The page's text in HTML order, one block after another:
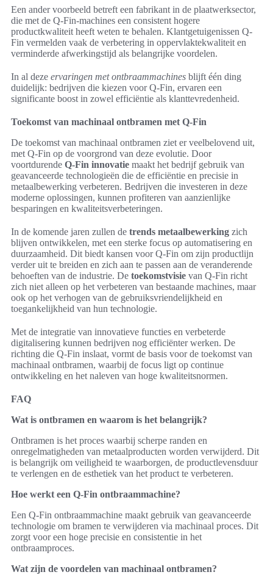
Een ander voorbeeld betreft een fabrikant in de plaatwerksector,
die met de Q-Fin-machines een consistent hogere
productkwaliteit heeft weten te behalen. Klantgetuigenissen Q-
Fin vermelden vaak de verbetering in oppervlaktekwaliteit en
verminderde afwerkingstijd als belangrijke voordelen.
In al deze ervaringen met ontbraammachines blijft één ding
duidelijk: bedrijven die kiezen voor Q-Fin, ervaren een
significante boost in zowel efficiëntie als klanttevredenheid.
Toekomst van machinaal ontbramen met Q-Fin
De toekomst van machinaal ontbramen ziet er veelbelovend uit,
met Q-Fin op de voorgrond van deze evolutie. Door
voortdurende Q-Fin innovatie maakt het bedrijf gebruik van
geavanceerde technologieën die de efficiëntie en precisie in
metaalbewerking verbeteren. Bedrijven die investeren in deze
moderne oplossingen, kunnen profiteren van aanzienlijke
besparingen en kwaliteitsverbeteringen.
In de komende jaren zullen de trends metaalbewerking zich
blijven ontwikkelen, met een sterke focus op automatisering en
duurzaamheid. Dit biedt kansen voor Q-Fin om zijn productlijn
verder uit te breiden en zich aan te passen aan de veranderende
behoeften van de industrie. De toekomstvisie van Q-Fin richt
zich niet alleen op het verbeteren van bestaande machines, maar
ook op het verhogen van de gebruiksvriendelijkheid en
toegankelijkheid van hun technologie.
Met de integratie van innovatieve functies en verbeterde
digitalisering kunnen bedrijven nog efficiënter werken. De
richting die Q-Fin inslaat, vormt de basis voor de toekomst van
machinaal ontbramen, waarbij de focus ligt op continue
ontwikkeling en het naleven van hoge kwaliteitsnormen.
FAQ
Wat is ontbramen en waarom is het belangrijk?
Ontbramen is het proces waarbij scherpe randen en
onregelmatigheden van metaalproducten worden verwijderd. Dit
is belangrijk om veiligheid te waarborgen, de productlevensduur
te verlengen en de esthetiek van het product te verbeteren.
Hoe werkt een Q-Fin ontbraammachine?
Een Q-Fin ontbraammachine maakt gebruik van geavanceerde
technologie om bramen te verwijderen via machinaal proces. Dit
zorgt voor een hoge precisie en consistentie in het
ontbraamproces.
Wat zijn de voordelen van machinaal ontbramen?